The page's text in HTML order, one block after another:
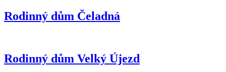
Rodinný dům Čeladná
Rodinný dům Velký Újezd